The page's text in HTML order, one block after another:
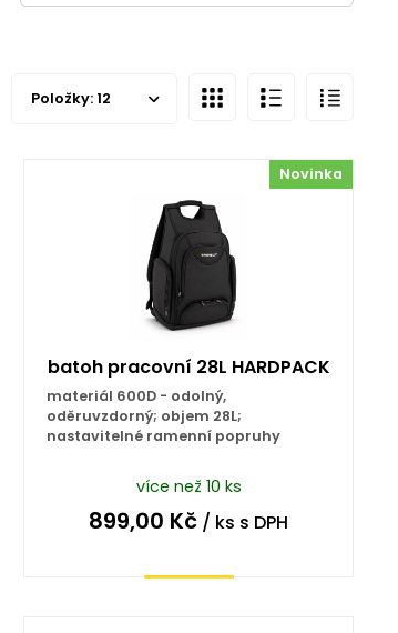
Položky: 12
Novinka
batoh pracovní 28L HARDPACK
materiál 600D - odolný,
oděruvzdorný; objem 28L;
nastavitelné ramenní popruhy
více než 10 ks
899,00 Kč / ks s DPH